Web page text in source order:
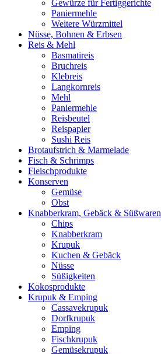
Gewürze für Fertiggerichte
Paniermehle
Weitere Würzmittel
Nüsse, Bohnen & Erbsen
Reis & Mehl
Basmatireis
Bruchreis
Klebreis
Langkornreis
Mehl
Paniermehle
Reisbeutel
Reispapier
Sushi Reis
Brotaufstrich & Marmelade
Fisch & Schrimps
Fleischprodukte
Konserven
Gemüse
Obst
Knabberkram, Gebäck & Süßwaren
Chips
Knabberkram
Krupuk
Kuchen & Gebäck
Nüsse
Süßigkeiten
Kokosprodukte
Krupuk & Emping
Cassavekrupuk
Dorfkrupuk
Emping
Fischkrupuk
Gemüsekrupuk